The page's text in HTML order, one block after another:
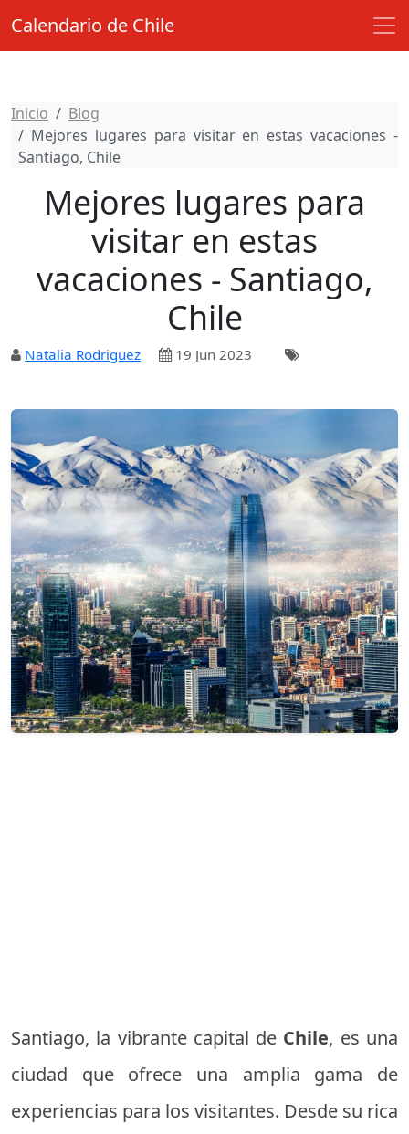
Calendario de Chile
Inicio
Blog
Mejores lugares para visitar en estas vacaciones -
Santiago, Chile
Mejores lugares para
visitar en estas
vacaciones - Santiago,
Chile
Natalia Rodriguez 19 Jun 2023
Santiago, la vibrante capital de Chile, es una
ciudad que ofrece una amplia gama de
experiencias para los visitantes. Desde su rica